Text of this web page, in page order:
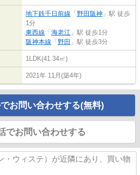
地下鉄千日前線 「 野田阪神 」駅 徒歩
1分
東西線 「 海老江 」駅 徒歩1分
阪神本線 「 野田 」駅 徒歩3分
1LDK(41.34㎡)
2021年 11月(築4年)
お問い合わせする(無料)
でお問い合わせする
・ウィステ）が近隣にあり、買い物